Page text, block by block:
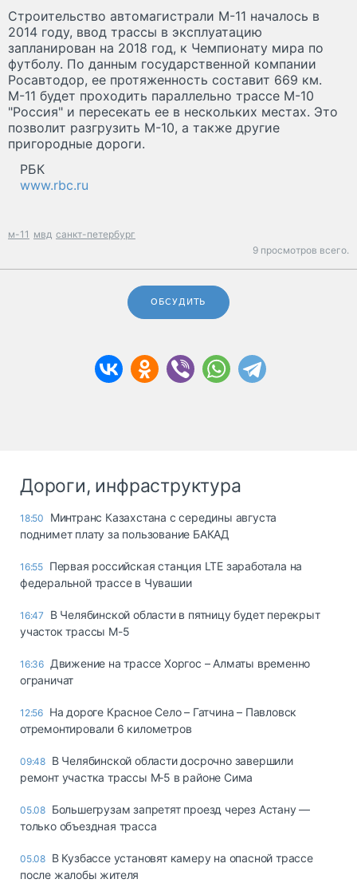
Строительство автомагистрали М-11 началось в
2014 году, ввод трассы в эксплуатацию
запланирован на 2018 год, к Чемпионату мира по
футболу. По данным государственной компании
Росавтодор, ее протяженность составит 669 км.
М-11 будет проходить параллельно трассе М-10
"Россия" и пересекать ее в нескольких местах. Это
позволит разгрузить М-10, а также другие
пригородные дороги.
РБК
www.rbc.ru
м-11 мвд санкт-петербург
9 просмотров всего.
ОБСУДИТЬ
Дороги, инфраструктура
18:50
Минтранс Казахстана с середины августа
поднимет плату за пользование БАКАД
16:55 Первая российская станция LTE заработала на
федеральной трассе в Чувашии
16:47
В Челябинской области в пятницу будет перекрыт
участок трассы М-5
16:36 Движение на трассе Хоргос – Алматы временно
ограничат
12:56 На дороге Красное Село – Гатчина – Павловск
отремонтировали 6 километров
09:48 В Челябинской области досрочно завершили
ремонт участка трассы М‑5 в районе Сима
05.08 Большегрузам запретят проезд через Астану —
только объездная трасса
05.08 В Кузбассе установят камеру на опасной трассе
после жалобы жителя